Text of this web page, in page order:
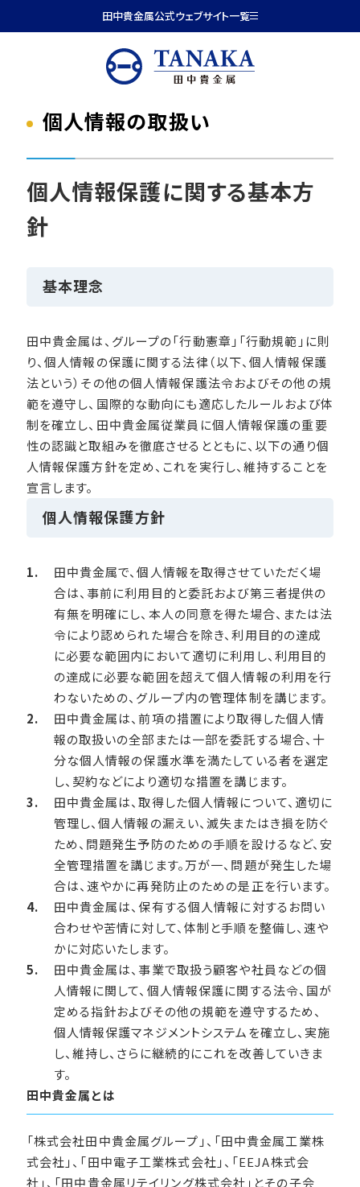
田中貴金属公式ウェブサイト一覧
個人情報の取扱い
個人情報保護に関する基本方
針
基本理念
田中貴金属は、グループの「行動憲章」「行動規範」に則
り、個人情報の保護に関する法律（以下、個人情報保護
法という）その他の個人情報保護法令およびその他の規
範を遵守し、国際的な動向にも適応したルールおよび体
制を確立し、田中貴金属従業員に個人情報保護の重要
性の認識と取組みを徹底させるとともに、以下の通り個
人情報保護方針を定め、これを実行し、維持することを
宣言します。
個人情報保護方針
田中貴金属で、個人情報を取得させていただく場
合は、事前に利用目的と委託および第三者提供の
有無を明確にし、本人の同意を得た場合、または法
令により認められた場合を除き、利用目的の達成
に必要な範囲内において適切に利用し、利用目的
の達成に必要な範囲を超えて個人情報の利用を行
わないための、グループ内の管理体制を講じます。
田中貴金属は、前項の措置により取得した個人情
報の取扱いの全部または一部を委託する場合、十
分な個人情報の保護水準を満たしている者を選定
し、契約などにより適切な措置を講じます。
田中貴金属は、取得した個人情報について、適切に
管理し、個人情報の漏えい、滅失またはき損を防ぐ
ため、問題発生予防のための手順を設けるなど、安
全管理措置を講じます。万が一、問題が発生した場
合は、速やかに再発防止のための是正を行います。
田中貴金属は、保有する個人情報に対するお問い
合わせや苦情に対して、体制と手順を整備し、速や
かに対応いたします。
田中貴金属は、事業で取扱う顧客や社員などの個
人情報に関して、個人情報保護に関する法令、国が
定める指針およびその他の規範を遵守するため、
個人情報保護マネジメントシステムを確立し、実施
し、維持し、さらに継続的にこれを改善していきま
す。
田中貴金属とは
「株式会社田中貴金属グループ」、「田中貴金属工業株
式会社」、「田中電子工業株式会社」、「EEJA株式会
社」、「田中貴金属リテイリング株式会社」とその子会